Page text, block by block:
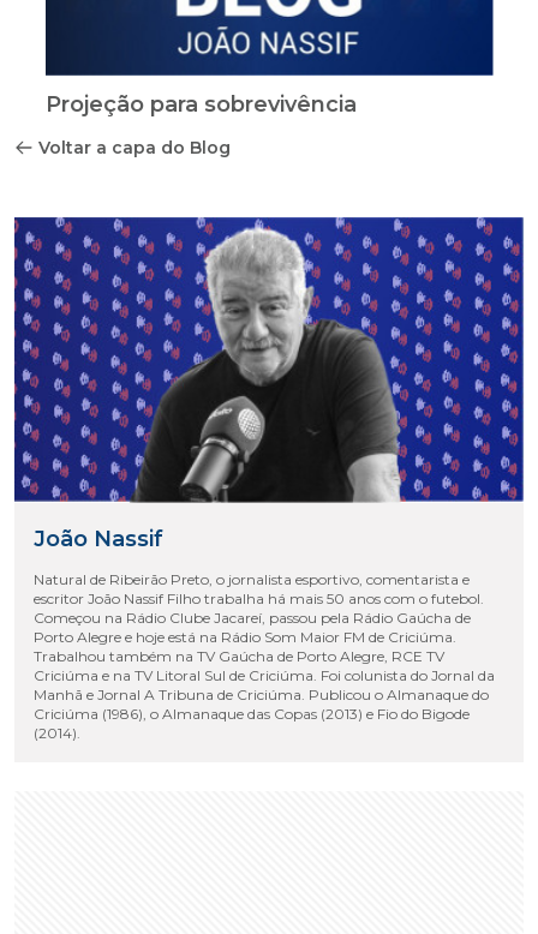
Projeção para sobrevivência
Voltar a capa do Blog
João Nassif
Natural de Ribeirão Preto, o jornalista esportivo, comentarista e
escritor João Nassif Filho trabalha há mais 50 anos com o futebol.
Começou na Rádio Clube Jacareí, passou pela Rádio Gaúcha de
Porto Alegre e hoje está na Rádio Som Maior FM de Criciúma.
Trabalhou também na TV Gaúcha de Porto Alegre, RCE TV
Criciúma e na TV Litoral Sul de Criciúma. Foi colunista do Jornal da
Manhã e Jornal A Tribuna de Criciúma. Publicou o Almanaque do
Criciúma (1986), o Almanaque das Copas (2013) e Fio do Bigode
(2014).